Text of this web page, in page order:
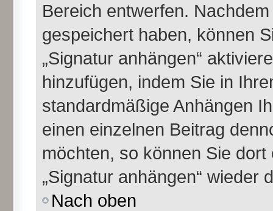
Bereich entwerfen.
gespeichert haben, können
„Signatur anhängen“
hinzufügen, indem Sie in
standardmäßige Anhängen
einen einzelnen Beitrag
möchten, so können Sie
„Signatur anhängen“ wieder
Nach oben